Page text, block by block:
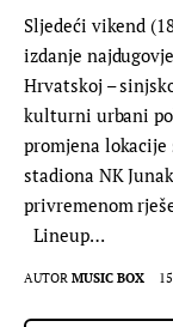
Sljedeći vikend
izdanje
Hrvatskoj –
kulturni urbani
promjena lokacije
stadiona NK
privremenom
Lineup…
AUTOR MUSIC BOX